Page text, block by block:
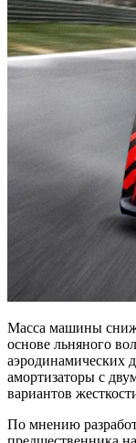
Масса машины
основе льняного
аэродинамических
амортизаторы с
вариантов
По мнению